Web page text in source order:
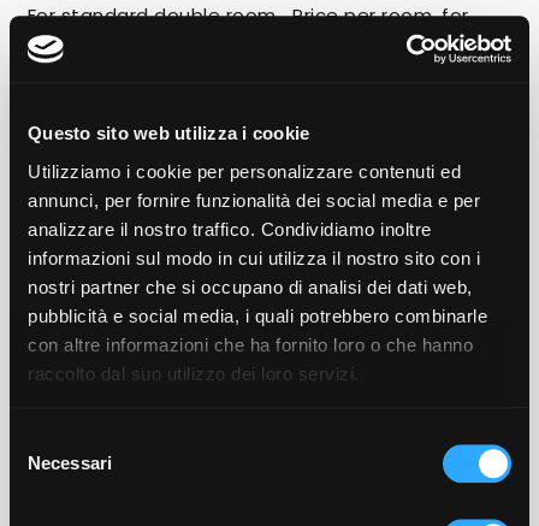
Questo sito web utilizza i cookie
Utilizziamo i cookie per personalizzare contenuti ed
annunci, per fornire funzionalità dei social media e per
analizzare il nostro traffico. Condividiamo inoltre
informazioni sul modo in cui utilizza il nostro sito con i
nostri partner che si occupano di analisi dei dati web,
pubblicità e social media, i quali potrebbero combinarle
con altre informazioni che ha fornito loro o che hanno
raccolto dal suo utilizzo dei loro servizi.
delNecessari
For standard double room   Price per room, for
the entire stay, for 2 people: € 870
Rate includes:
Service and cover charge
Buffet breakfast (complimentary)
Microfiltered water during meals (free refill)
45 min. wellness Treatment
Taxes (VAT)
Use of wellness center (upon reservation)
Use of tennis court (upon reservation)